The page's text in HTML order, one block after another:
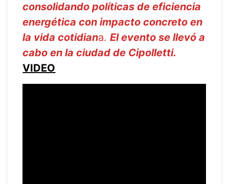
consolidando políticas de eficiencia
energética con impacto concreto en
la vida cotidiana.El evento se llevó a
cabo en la ciudad de Cipolletti.
VIDEO